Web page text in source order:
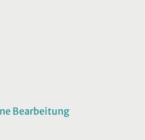
Bearbeitung